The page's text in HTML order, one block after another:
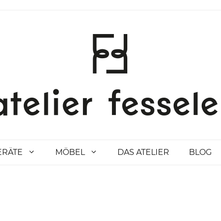
MÖBEL DAS ATELIER BLOG